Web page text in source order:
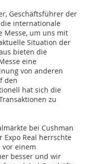
Geschäftsführer der
internationale
Messe, um uns mit
Situation der
bieten die
eine
von anderen
den
hat sich die
zu
bei Cushman
Expo Real herrschte
einem
besser und wir